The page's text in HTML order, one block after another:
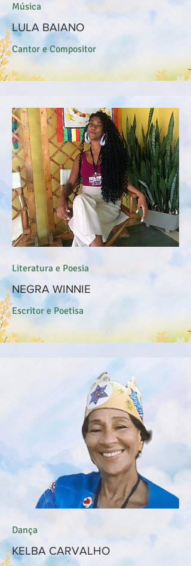
Música
LULA BAIANO
Cantor e Compositor
Literatura e Poesia
NEGRA WINNIE
Escritor e Poetisa
Dança
KELBA CARVALHO